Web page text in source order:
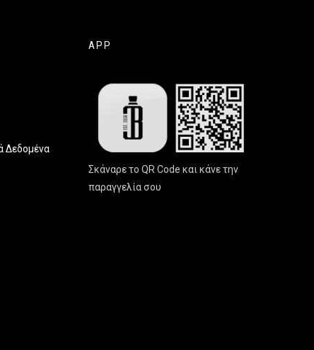
Δεδομένα
APP
Σκάναρε το QR Code και κάνε την
παραγγελία σου